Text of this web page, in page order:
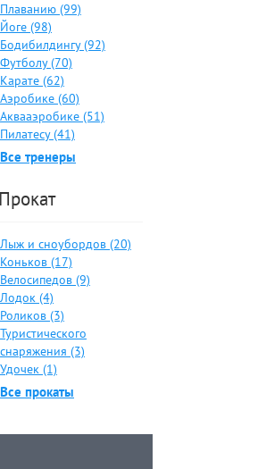
Плаванию (99)
Йоге (98)
Бодибилдингу (92)
Футболу (70)
Карате (62)
Аэробике (60)
Аквааэробике (51)
Пилатесу (41)
Все тренеры
Прокат
Лыж и сноубордов (20)
Коньков (17)
Велосипедов (9)
Лодок (4)
Роликов (3)
Туристического
снаряжения (3)
Удочек (1)
Все прокаты